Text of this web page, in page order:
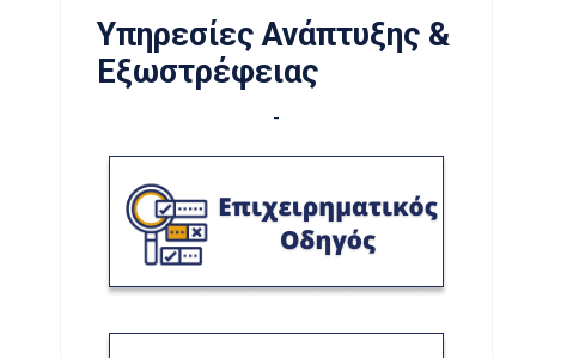
Υπηρεσίες Ανάπτυξης &
Εξωστρέφειας
-